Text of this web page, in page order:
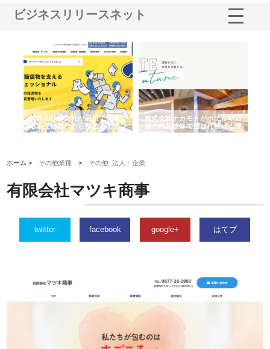
ビジネスリリースネット
株式会社耕文社が品川で実現す
る販促物製作から配送までワン
ストップ対応
株式会社ナカモトがホテルや店
舗の内装改修で選ばれ続ける理
由
ホーム > その他業種 > その他_法人・企業
有限会社マツキ商事
twitter facebook google+ はてブ